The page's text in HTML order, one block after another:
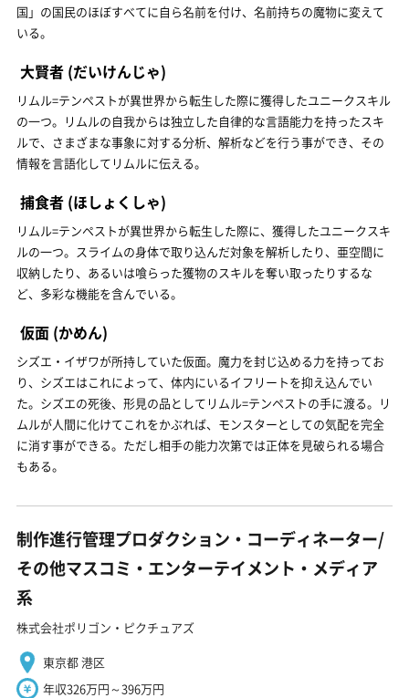
国」の国民のほぼすべてに自ら名前を付け、名前持ちの魔物に変えて
いる。
大賢者 (だいけんじゃ)
リムル=テンペストが異世界から転生した際に獲得したユニークスキル
の一つ。リムルの自我からは独立した自律的な言語能力を持ったスキ
ルで、さまざまな事象に対する分析、解析などを行う事ができ、その
情報を言語化してリムルに伝える。
捕食者 (ほしょくしゃ)
リムル=テンペストが異世界から転生した際に、獲得したユニークスキ
ルの一つ。スライムの身体で取り込んだ対象を解析したり、亜空間に
収納したり、あるいは喰らった獲物のスキルを奪い取ったりするな
ど、多彩な機能を含んでいる。
仮面 (かめん)
シズエ・イザワが所持していた仮面。魔力を封じ込める力を持ってお
り、シズエはこれによって、体内にいるイフリートを抑え込んでい
た。シズエの死後、形見の品としてリムル=テンペストの手に渡る。リ
ムルが人間に化けてこれをかぶれば、モンスターとしての気配を完全
に消す事ができる。ただし相手の能力次第では正体を見破られる場合
もある。
制作進行管理プロダクション・コーディネーター/
その他マスコミ・エンターテイメント・メディア
系
株式会社ポリゴン・ピクチュアズ
東京都 港区
年収326万円～396万円